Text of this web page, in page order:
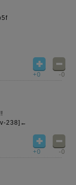
+0 -0
238]←
+0 -0